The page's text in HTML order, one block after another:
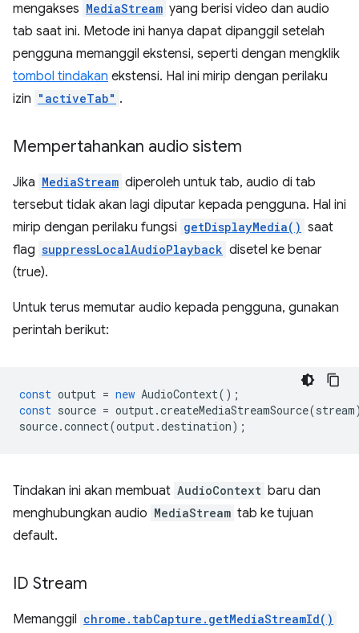
mengakses MediaStream yang berisi video dan audio
tab saat ini. Metode ini hanya dapat dipanggil setelah
pengguna memanggil ekstensi, seperti dengan mengklik
tombol tindakan ekstensi. Hal ini mirip dengan perilaku
izin "activeTab" .
Mempertahankan audio sistem
Jika MediaStream diperoleh untuk tab, audio di tab
tersebut tidak akan lagi diputar kepada pengguna. Hal ini
mirip dengan perilaku fungsi getDisplayMedia() saat
flag suppressLocalAudioPlayback disetel ke benar
(true).
Untuk terus memutar audio kepada pengguna, gunakan
perintah berikut:
const output = new AudioContext();
const source = output.createMediaStreamSource(stream
source.connect(output.destination);
Tindakan ini akan membuat AudioContext baru dan
menghubungkan audio MediaStream tab ke tujuan
default.
ID Stream
Memanggil chrome.tabCapture.getMediaStreamId()